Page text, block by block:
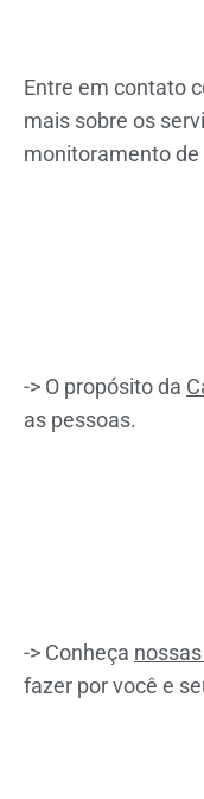
Entre em contato
mais sobre os
monitoramento de
-> O propósito da
as pessoas.
-> Conheça
fazer por você e